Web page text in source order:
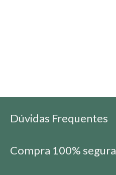
Dúvidas Frequentes
Compra 100% segura